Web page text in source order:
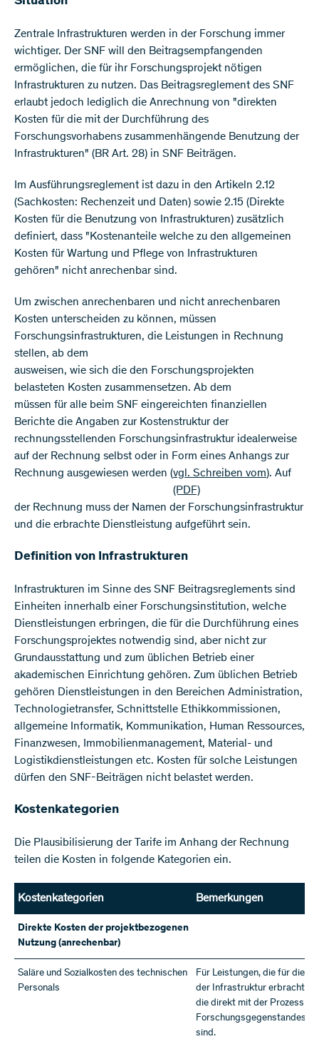
Zentrale Infrastrukturen werden in der Forschung immer
wichtiger. Der SNF will den Beitragsempfangenden
ermöglichen, die für ihr Forschungsprojekt nötigen
Infrastrukturen zu nutzen. Das Beitragsreglement des SNF
erlaubt jedoch lediglich die Anrechnung von "direkten
Kosten für die mit der Durchführung des
Forschungsvorhabens zusammenhängende Benutzung der
Infrastrukturen" (BR Art. 28) in SNF Beiträgen.​
Im Ausführungsreglement ist dazu in den Artikeln 2.12
(Sachkosten: Rechenzeit und Daten) sowie 2.15 (Direkte
Kosten für die Benutzung von Infrastrukturen) zusätzlich
definiert, dass "Kostenanteile welche zu den allgemeinen
Kosten für Wartung und Pflege von Infrastrukturen
gehören" nicht anrechenbar sind.​
Um zwischen anrechenbaren und nicht anrechenbaren
Kosten unterscheiden zu können, müssen
Forschungsinfrastrukturen, die Leistungen in Rechnung
stellen, ab dem
ausweisen, wie sich die den Forschungsprojekten
belasteten Kosten zusammensetzen. Ab dem
müssen für alle beim SNF eingereichten finanziellen
Berichte die Angaben zur Kostenstruktur der
rechnungsstellenden Forsch​ungsinfrastruktur idealerweise
auf der Rechnung selbst oder in Form eines Anhangs zur
Rechnung ausgewiesen werden (vgl. Schreiben vom
(PDF)
​). Auf
der Rechnung muss der Namen der Forschungsinfrastruktur
und die erbrachte Dienstleistung aufgeführt sein.​
Definition von Infrastrukturen
​Infrastrukturen im Sinne des SNF Beitragsreglements sind
Einheiten innerhalb einer Forschungsinstitution, welche
Dienstleistungen erbringen, die für die Durchführung eines
Forschungsprojektes notwendig sind, aber nicht zur
Grundausstattung und zum üblichen Betrieb einer
akademischen Einrichtung gehören. Zum üblichen Betrieb
gehören Dienstleistungen in den Bereichen Administration,
Technologietransfer, Schnittstelle Ethikkommissionen,
allgemeine Informatik, Kommunikation, Human Ressources,
Finanzwesen, Immobilienmanagement, Material- und
Logistikdienstleistungen etc. Kosten für solche Leistungen
dürfen den SNF-Beiträgen nicht belastet werden.​​
Kostenkategorien
Die Plausibilisierung der Tarife im Anhang der Rechnung
teilen die Kosten in folgende Kategorien ein.​​
Kostenkategorien Bemerkungen
Direkte Kosten der projektbezogenen
Nutzung (anrechenbar)
Saläre und Sozialkosten des technischen
Personals
Für Leistungen, die für die
der Infrastruktur erbracht
die direkt mit der
Forschungsgegenstandes
sind.